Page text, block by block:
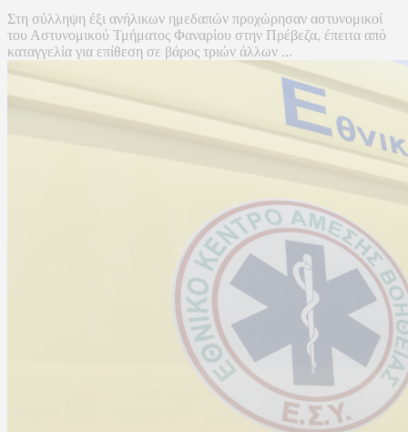
Στη σύλληψη έξι ανήλικων ημεδαπών προχώρησαν αστυνομικοί
του Αστυνομικού Τμήματος Φαναρίου στην Πρέβεζα, έπειτα από
καταγγελία για επίθεση σε βάρος τριών άλλων ...